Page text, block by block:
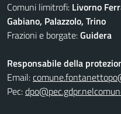
Comuni limitrofi: Livorno
Gabiano, Palazzolo, Trino
Frazioni e borgate:Guidera
Responsabile della
Email:
Pec: